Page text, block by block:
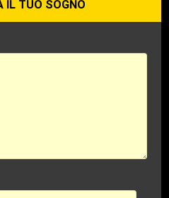
IL TUO SOGNO